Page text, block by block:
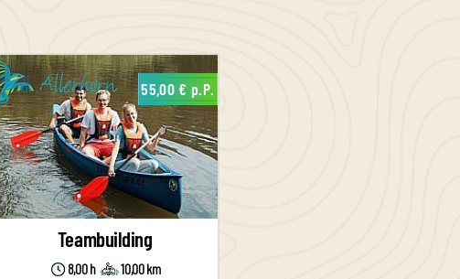
55,00 € p.P.
Teambuilding
8,00 h 10,00 km